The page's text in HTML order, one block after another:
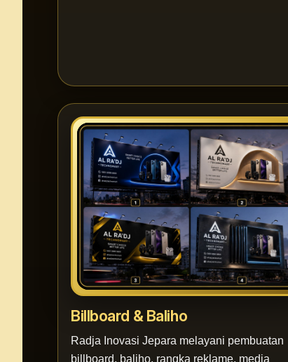
Billboard & Baliho
Radja Inovasi Jepara melayani pembuatan
billboard, baliho, rangka reklame, media